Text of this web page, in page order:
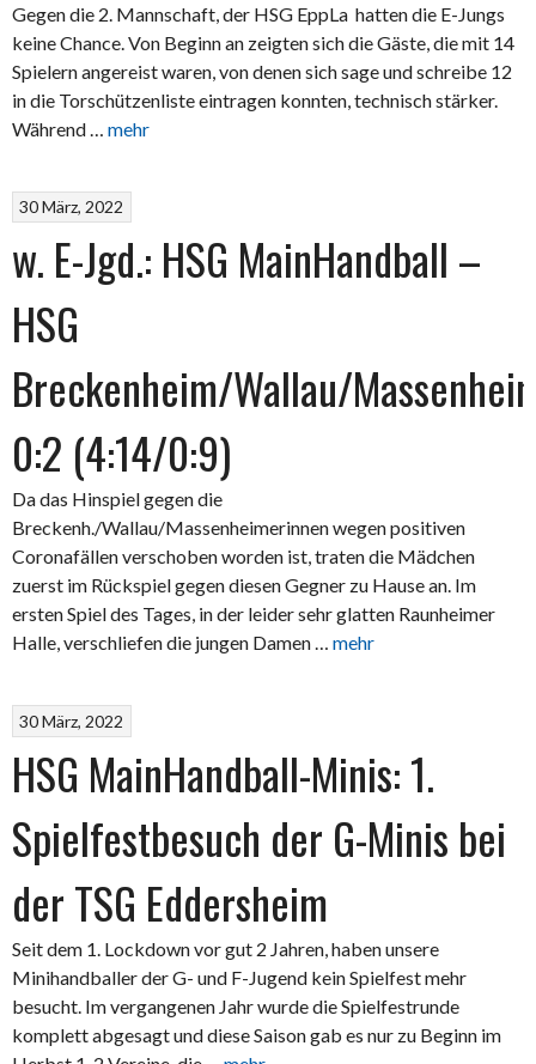
Gegen die 2. Mannschaft, der HSG EppLa hatten die E-Jungs
keine Chance. Von Beginn an zeigten sich die Gäste, die mit 14
Spielern angereist waren, von denen sich sage und schreibe 12
in die Torschützenliste eintragen konnten, technisch stärker.
Während … mehr
30 März, 2022
w. E-Jgd.: HSG MainHandball –
HSG
Breckenheim/Wallau/
0:2 (4:14/0:9)
Da das Hinspiel gegen die
Breckenh./Wallau/Massenheimerinnen wegen positiven
Coronafällen verschoben worden ist, traten die Mädchen
zuerst im Rückspiel gegen diesen Gegner zu Hause an. Im
ersten Spiel des Tages, in der leider sehr glatten Raunheimer
Halle, verschliefen die jungen Damen … mehr
30 März, 2022
HSG MainHandball-Minis: 1.
Spielfestbesuch der G-Minis bei
der TSG Eddersheim
Seit dem 1. Lockdown vor gut 2 Jahren, haben unsere
Minihandballer der G- und F-Jugend kein Spielfest mehr
besucht. Im vergangenen Jahr wurde die Spielfestrunde
komplett abgesagt und diese Saison gab es nur zu Beginn im